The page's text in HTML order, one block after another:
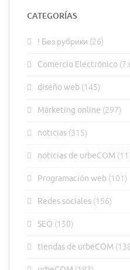
CATEGORÍAS
! Без рубрики (26)
Comercio Electrónico
diseño web (145)
Márketing online (297)
noticias (315)
noticias de urbeCOM
Programación web (101)
Redes sociales (156)
SEO (150)
tiendas de urbeCOM